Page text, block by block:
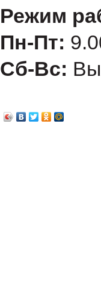
Режим
Пн-Пт:
Сб-Вс: